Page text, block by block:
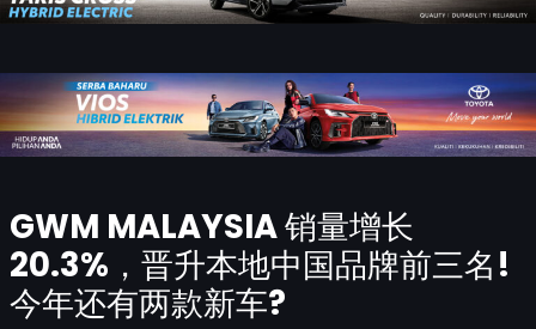
GWM MALAYSIA 销量增长
20.3%，晋升本地中国品牌前三名!
今年还有两款新车?
navigation